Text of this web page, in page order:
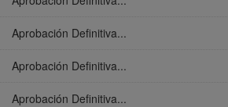
Aprobación Definitiva...
Aprobación Definitiva...
Aprobación Definitiva...